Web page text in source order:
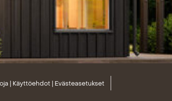
Käyttöehdot Evästeasetukset